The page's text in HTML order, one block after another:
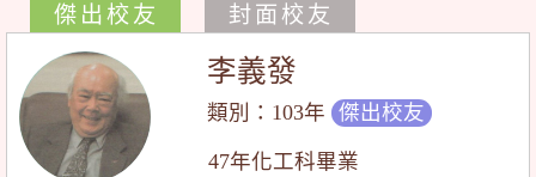
傑出校友 封面校友
李義發
類別：103年 傑出校友
47年化工科畢業